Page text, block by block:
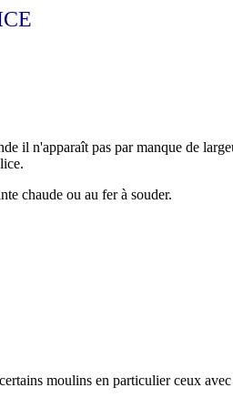
il n'apparaît pas par manque de
chaude ou au fer à souder.
moulins en particulier ceux